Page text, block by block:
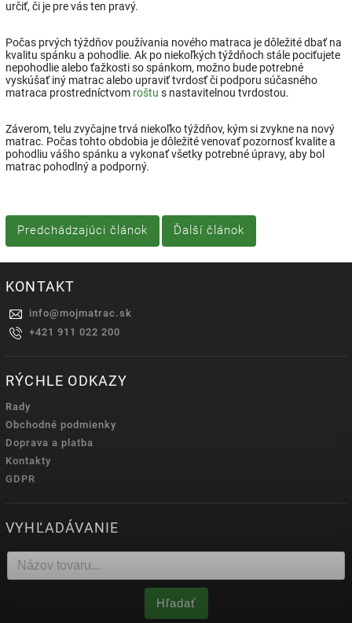
určiť, či je pre vás ten pravý.
Počas prvých týždňov používania nového matraca je dôležité dbať na
kvalitu spánku a pohodlie. Ak po niekoľkých týždňoch stále pociťujete
nepohodlie alebo ťažkosti so spánkom, možno bude potrebné
vyskúšať iný matrac alebo upraviť tvrdosť či podporu súčasného
matraca prostredníctvom roštu s nastavitelnou tvrdostou.
Záverom, telu zvyčajne trvá niekoľko týždňov, kým si zvykne na nový
matrac. Počas tohto obdobia je dôležité venovať pozornosť kvalite a
pohodliu vášho spánku a vykonať všetky potrebné úpravy, aby bol
matrac pohodlný a podporný.
Predchádzajúci článok Ďalší článok
KONTAKT
info@mojmatrac.sk
+421 911 022 200
RÝCHLE ODKAZY
Rady
Obchodné podmienky
Doprava a platba
Kontakty
GDPR
VYHĽADÁVANIE
Hľadať